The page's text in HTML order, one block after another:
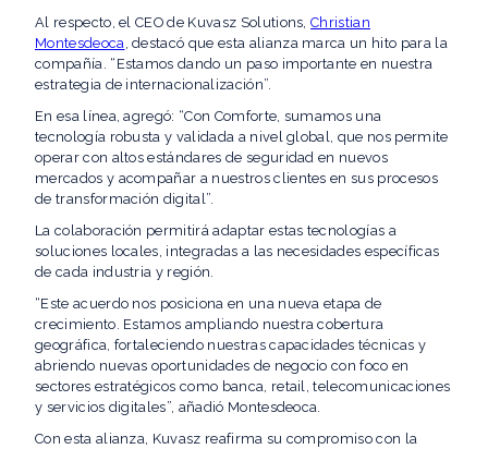
Al respecto, el CEO de Kuvasz Solutions,Christian
Montesdeoca , destacó que esta alianza marca un hito para la
compañía. “Estamos dando un paso importante en nuestra
estrategia de internacionalización”.
En esa línea, agregó: “Con Comforte, sumamos una
tecnología robusta y validada a nivel global, que nos permite
operar con altos estándares de seguridad en nuevos
mercados y acompañar a nuestros clientes en sus procesos
de transformación digital”.
La colaboración permitirá adaptar estas tecnologías a
soluciones locales, integradas a las necesidades específicas
de cada industria y región.
“Este acuerdo nos posiciona en una nueva etapa de
crecimiento. Estamos ampliando nuestra cobertura
geográfica, fortaleciendo nuestras capacidades técnicas y
abriendo nuevas oportunidades de negocio con foco en
sectores estratégicos como banca, retail, telecomunicaciones
y servicios digitales”, añadió Montesdeoca.
Con esta alianza, Kuvasz reafirma su compromiso con la